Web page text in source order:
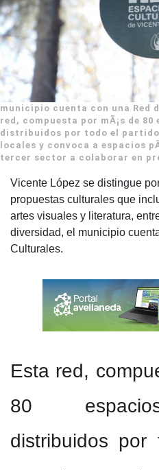
municipio cuenta con una Red
red, compuesta por mÃ¡s de
distribuidos por todo el
locales y convoca a espacios
tercer sector a colaborar en
Vicente López se distingue
propuestas culturales que
artes visuales y literatura,
diversidad, el municipio
Culturales.
Esta red,
80
distribuidos